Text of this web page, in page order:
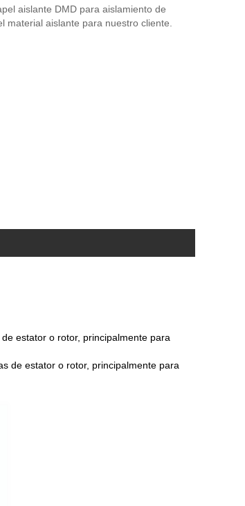
aislante DMD para aislamiento de
material aislante para nuestro cliente.
estator o rotor, principalmente para
de estator o rotor, principalmente para